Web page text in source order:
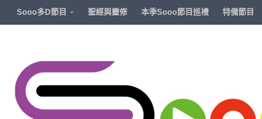
Sooo多D節目 聖經與靈修 本季Sooo節目巡禮 特備節目